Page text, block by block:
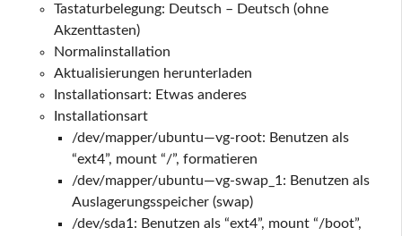
Tastaturbelegung: Deutsch – Deutsch (ohne
Akzenttasten)
Normalinstallation
Aktualisierungen herunterladen
Installationsart: Etwas anderes
Installationsart
/dev/mapper/ubuntu—vg-root: Benutzen als
“ext4”, mount “/”, formatieren
/dev/mapper/ubuntu—vg-swap_1: Benutzen als
Auslagerungsspeicher (swap)
/dev/sda1: Benutzen als “ext4”, mount “/boot”,